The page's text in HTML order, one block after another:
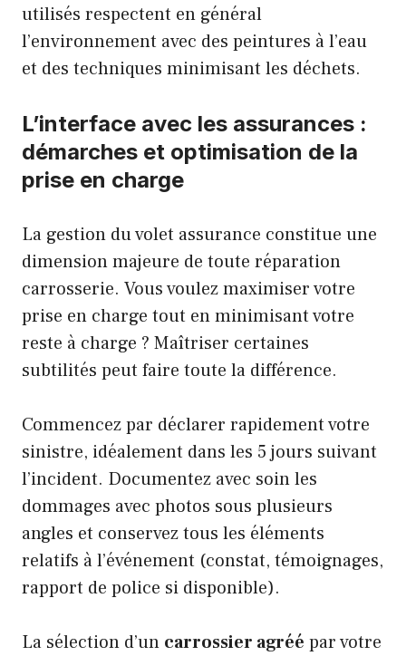
utilisés respectent en général
l’environnement avec des peintures à l’eau
et des techniques minimisant les déchets.
L’interface avec les assurances :
démarches et optimisation de la
prise en charge
La gestion du volet assurance constitue une
dimension majeure de toute réparation
carrosserie. Vous voulez maximiser votre
prise en charge tout en minimisant votre
reste à charge ? Maîtriser certaines
subtilités peut faire toute la différence.
Commencez par déclarer rapidement votre
sinistre, idéalement dans les 5 jours suivant
l’incident. Documentez avec soin les
dommages avec photos sous plusieurs
angles et conservez tous les éléments
relatifs à l’événement (constat, témoignages,
rapport de police si disponible).
La sélection d’un carrossier agréé par votre